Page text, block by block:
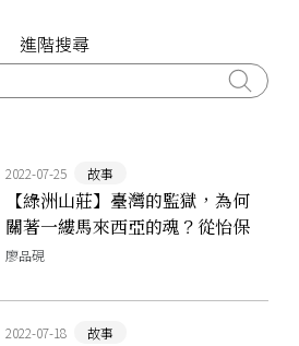
進階搜尋
2022-07-25 故事
【綠洲山莊】臺灣的監獄，為何
關著一縷馬來西亞的魂？從怡保
到綠島，僑生的變奏小夜曲
廖品硯
2022-07-18 故事